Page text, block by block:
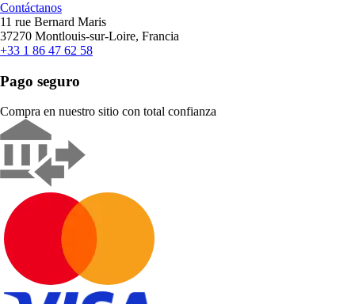
Contáctanos
11 rue Bernard Maris
37270 Montlouis-sur-Loire, Francia
+33 1 86 47 62 58
Pago seguro
Compra en nuestro sitio con total confianza